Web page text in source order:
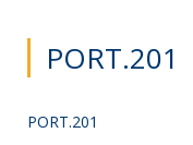
PORT.201
PORT.201